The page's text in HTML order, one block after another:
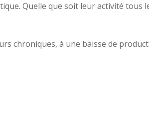
Quelle que soit leur activité tous
chroniques, à une baisse de